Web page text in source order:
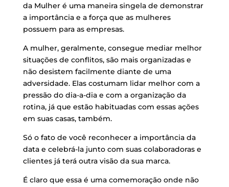
da Mulher é uma maneira singela de demonstrar
a importância e a força que as mulheres
possuem para as empresas.
A mulher, geralmente, consegue mediar melhor
situações de conflitos, são mais organizadas e
não desistem facilmente diante de uma
adversidade. Elas costumam lidar melhor com a
pressão do dia-a-dia e com a organização da
rotina, já que estão habituadas com essas ações
em suas casas, também.
Só o fato de você reconhecer a importância da
data e celebrá-la junto com suas colaboradoras e
clientes já terá outra visão da sua marca.
É claro que essa é uma comemoração onde não